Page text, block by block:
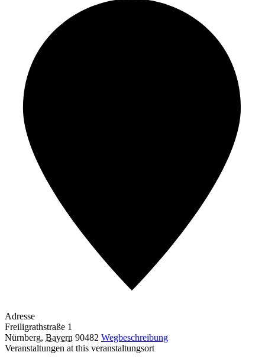
Adresse
Freiligrathstraße 1
Nürnberg, Bayern 90482 Wegbeschreibung
Veranstaltungen at this veranstaltungsort